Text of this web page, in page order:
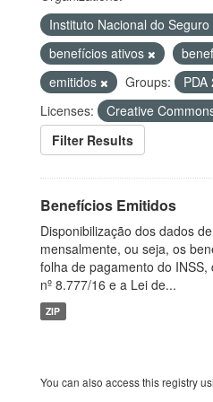
Instituto Nacional do
benefícios ativos
emitidos
Groups:
PDA
Licenses:
Creative
Filter Results
Benefícios Emitidos
Disponibilização dos dados
mensalmente, ou seja, os
folha de pagamento do
nº 8.777/16 e a Lei de...
ZIP
You can also access this registry